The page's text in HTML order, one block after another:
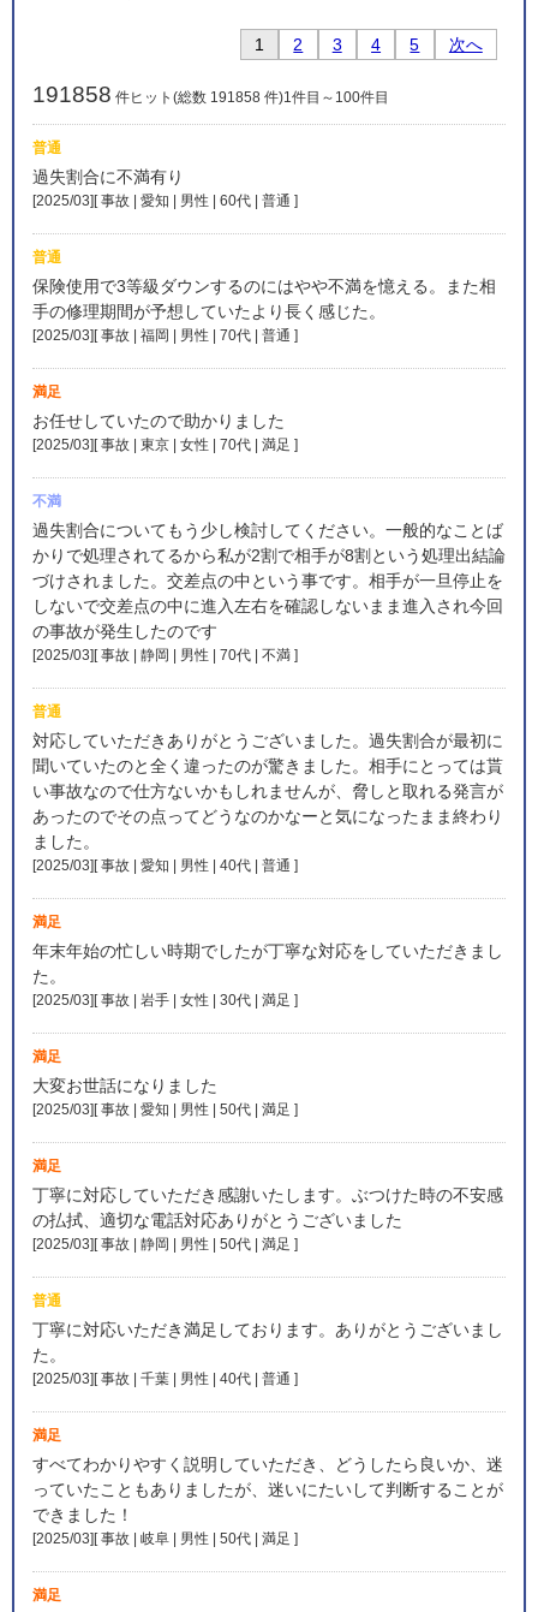
1 2 3 4 5 次へ
191858 件ヒット(総数 191858 件)1件目～100件目
普通
過失割合に不満有り
[2025/03][ 事故 | 愛知 | 男性 | 60代 | 普通 ]
普通
保険使用で3等級ダウンするのにはやや不満を憶える。また相
手の修理期間が予想していたより長く感じた。
[2025/03][ 事故 | 福岡 | 男性 | 70代 | 普通 ]
満足
お任せしていたので助かりました
[2025/03][ 事故 | 東京 | 女性 | 70代 | 満足 ]
不満
過失割合についてもう少し検討してください。一般的なことば
かりで処理されてるから私が2割で相手が8割という処理出結論
づけされました。交差点の中という事です。相手が一旦停止を
しないで交差点の中に進入左右を確認しないまま進入され今回
の事故が発生したのです
[2025/03][ 事故 | 静岡 | 男性 | 70代 | 不満 ]
普通
対応していただきありがとうございました。過失割合が最初に
聞いていたのと全く違ったのが驚きました。相手にとっては貰
い事故なので仕方ないかもしれませんが、脅しと取れる発言が
あったのでその点ってどうなのかなーと気になったまま終わり
ました。
[2025/03][ 事故 | 愛知 | 男性 | 40代 | 普通 ]
満足
年末年始の忙しい時期でしたが丁寧な対応をしていただきまし
た。
[2025/03][ 事故 | 岩手 | 女性 | 30代 | 満足 ]
満足
大変お世話になりました
[2025/03][ 事故 | 愛知 | 男性 | 50代 | 満足 ]
満足
丁寧に対応していただき感謝いたします。ぶつけた時の不安感
の払拭、適切な電話対応ありがとうございました
[2025/03][ 事故 | 静岡 | 男性 | 50代 | 満足 ]
普通
丁寧に対応いただき満足しております。ありがとうございまし
た。
[2025/03][ 事故 | 千葉 | 男性 | 40代 | 普通 ]
満足
すべてわかりやすく説明していただき、どうしたら良いか、迷
っていたこともありましたが、迷いにたいして判断することが
できました！
[2025/03][ 事故 | 岐阜 | 男性 | 50代 | 満足 ]
満足